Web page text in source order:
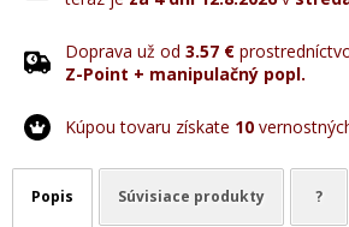
Doprava už od 3.57 €
Z-Point + manipulačný popl.
Kúpou tovaru získate 10
Popis Súvisiace produkty ?